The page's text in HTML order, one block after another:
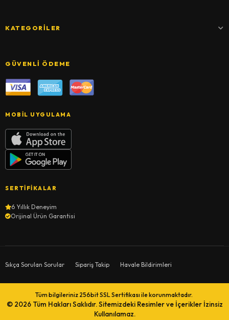
KATEGORILER
GÜVENLI ÖDEME
MOBIL UYGULAMA
SERTIFIKALAR
6 Yıllık Deneyim
Orijinal Ürün Garantisi
Sıkça Sorulan Sorular Sipariş Takip Havale Bildirimleri
Tüm bilgileriniz 256bit SSL Sertifikası ile korunmaktadır.
© 2026 Tüm Hakları Saklıdır. Sitemizdeki Resimler ve İçerikler İzinsiz
Kullanılamaz.